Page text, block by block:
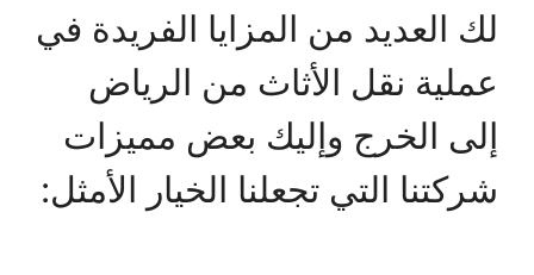
لك العديد من المزايا الفريدة في
عملية نقل الأثاث من الرياض
إلى الخرج وإليك بعض مميزات
شركتنا التي تجعلنا الخيار الأمثل: